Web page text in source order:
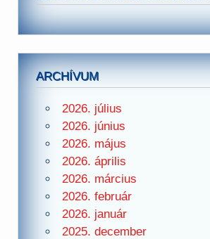
ARCHÍVUM
2026. július
2026. június
2026. május
2026. április
2026. március
2026. február
2026. január
2025. december